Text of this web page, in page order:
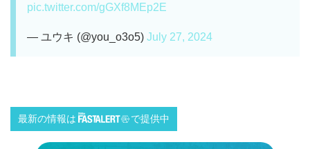
pic.twitter.com/gGXf8MEp2E
— ユウキ (@you_o3o5) July 27, 2024
最新の情報は で提供中